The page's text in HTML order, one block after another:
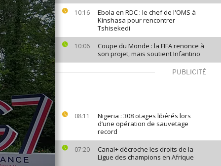
10:16
Ebola en RDC : le chef de l'OMS à
Kinshasa pour rencontrer
Tshisekedi
10:06
Coupe du Monde : la FIFA renonce à
son projet, mais soutient Infantino
PUBLICITÉ
08:11
Nigeria : 308 otages libérés lors
d’une opération de sauvetage
record
07:20
Canal+ décroche les droits de la
Ligue des champions en Afrique